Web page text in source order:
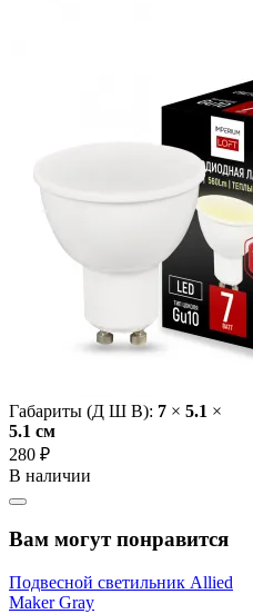
Габариты (Д Ш В): 7 × 5.1 ×
5.1 cм
280 ₽
В наличии
Вам могут понравится
Подвесной светильник Allied
Maker Gray